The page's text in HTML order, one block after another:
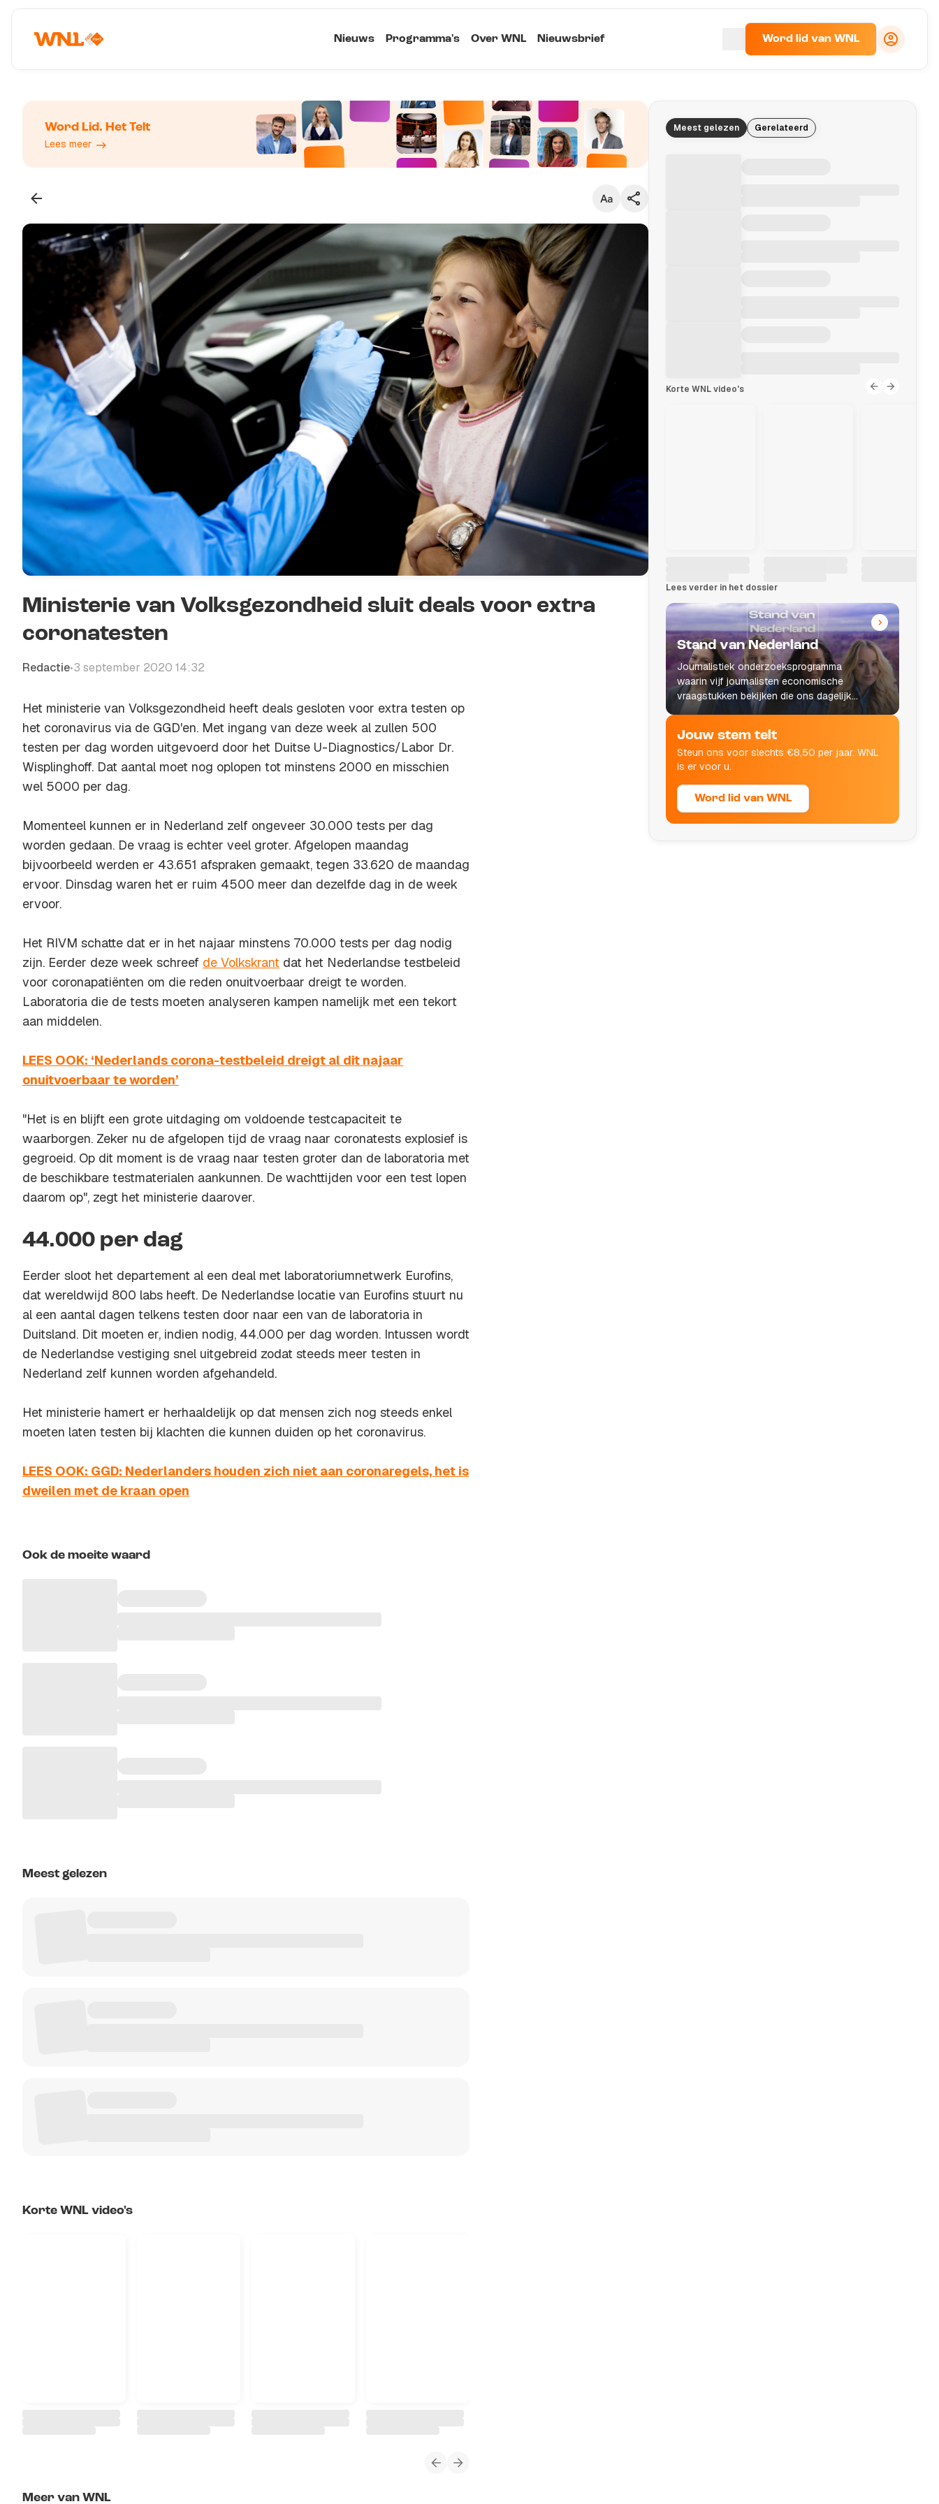
Nieuws Programma's Over WNL Nieuwsbrief Word lid van WNL
Word Lid. Het Telt
Lees meer
Klein
Standaard
Groot
Kopieer link
Ministerie van Volksgezondheid sluit deals voor extra
coronatesten
Redactie•3 september 2020 14:32
Het ministerie van Volksgezondheid heeft deals gesloten voor extra testen op
het coronavirus via de GGD'en. Met ingang van deze week al zullen 500
testen per dag worden uitgevoerd door het Duitse U-Diagnostics/Labor Dr.
Wisplinghoff. Dat aantal moet nog oplopen tot minstens 2000 en misschien
wel 5000 per dag.
Momenteel kunnen er in Nederland zelf ongeveer 30.000 tests per dag
worden gedaan. De vraag is echter veel groter. Afgelopen maandag
bijvoorbeeld werden er 43.651 afspraken gemaakt, tegen 33.620 de maandag
ervoor. Dinsdag waren het er ruim 4500 meer dan dezelfde dag in de week
ervoor.
Het RIVM schatte dat er in het najaar minstens 70.000 tests per dag nodig
zijn. Eerder deze week schreef de Volkskrant dat het Nederlandse testbeleid
voor coronapatiënten om die reden onuitvoerbaar dreigt te worden.
Laboratoria die de tests moeten analyseren kampen namelijk met een tekort
aan middelen.
LEES OOK: ‘Nederlands corona-testbeleid dreigt al dit najaar
onuitvoerbaar te worden’
"Het is en blijft een grote uitdaging om voldoende testcapaciteit te
waarborgen. Zeker nu de afgelopen tijd de vraag naar coronatests explosief is
gegroeid. Op dit moment is de vraag naar testen groter dan de laboratoria met
de beschikbare testmaterialen aankunnen. De wachttijden voor een test lopen
daarom op", zegt het ministerie daarover.
44.000 per dag
Eerder sloot het departement al een deal met laboratoriumnetwerk Eurofins,
dat wereldwijd 800 labs heeft. De Nederlandse locatie van Eurofins stuurt nu
al een aantal dagen telkens testen door naar een van de laboratoria in
Duitsland. Dit moeten er, indien nodig, 44.000 per dag worden. Intussen wordt
de Nederlandse vestiging snel uitgebreid zodat steeds meer testen in
Nederland zelf kunnen worden afgehandeld.
Het ministerie hamert er herhaaldelijk op dat mensen zich nog steeds enkel
moeten laten testen bij klachten die kunnen duiden op het coronavirus.
LEES OOK: GGD: Nederlanders houden zich niet aan coronaregels, het is
dweilen met de kraan open
Ook de moeite waard
Meest gelezen
Korte WNL video's
Meer van WNL
Meest gelezen Gerelateerd
Korte WNL video's
Lees verder in het dossier
Stand van Nederland
Journalistiek onderzoeksprogramma
waarin vijf journalisten economische
vraagstukken bekijken die ons dagelijks
leven raken.
Jouw stem telt
Steun ons voor slechts €8,50 per jaar. WNL
is er voor u.
Word lid van WNL